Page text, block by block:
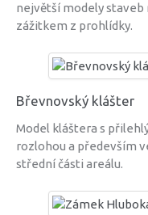
největší modely staveb
zážitkem z prohlídky.
Břevnovský klášter
Model kláštera s
rozlohou a především
střední části areálu.